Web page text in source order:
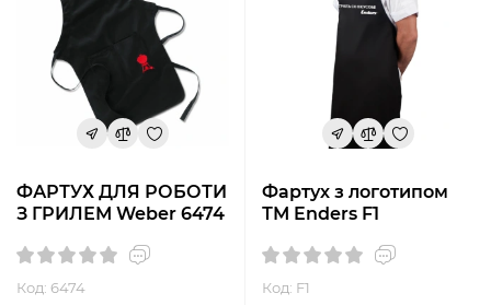
ФАРТУХ ДЛЯ РОБОТИ
З ГРИЛЕМ Weber 6474
Код: 6474
Фартух з логотипом
ТМ Enders F1
Код: F1